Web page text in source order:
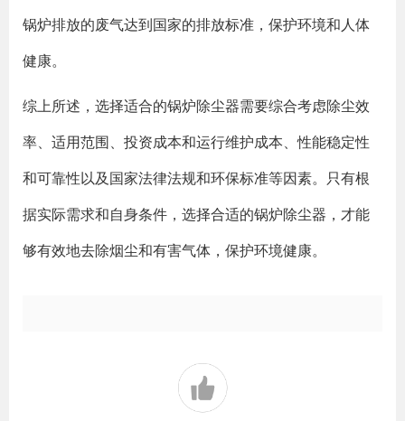
锅炉排放的废气达到国家的排放标准，保护环境和人体
健康。
综上所述，选择适合的锅炉除尘器需要综合考虑除尘效
率、适用范围、投资成本和运行维护成本、性能稳定性
和可靠性以及国家法律法规和环保标准等因素。只有根
据实际需求和自身条件，选择合适的锅炉除尘器，才能
够有效地去除烟尘和有害气体，保护环境健康。